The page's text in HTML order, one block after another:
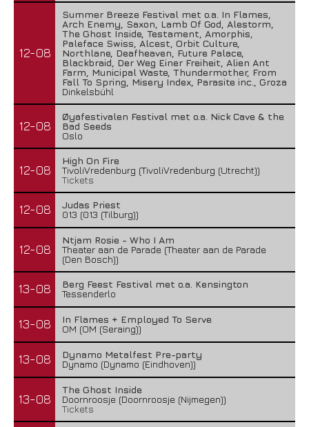
12-08
Summer Breeze Festival met o.a. In Flames,
Arch Enemy, Saxon, Lamb Of God, Alestorm,
The Ghost Inside, Testament, Amorphis,
Paleface Swiss, Alcest, Orbit Culture,
Northlane, Deafheaven, Future Palace,
Blackbraid, Der Weg Einer Freiheit, Alien Ant
Farm, Municipal Waste, Thundermother, From
Fall To Spring, Misery Index, Parasite inc., Groza
Dinkelsbühl
12-08
Øyafestivalen Festival met o.a. Nick Cave & the
Bad Seeds
Oslo
12-08
High On Fire
TivoliVredenburg (TivoliVredenburg (Utrecht))
Tickets
12-08
Judas Priest
013 (013 (Tilburg))
12-08
Ntjam Rosie - Who I Am
Theater aan de Parade (Theater aan de Parade
(Den Bosch))
13-08
Berg Feest Festival met o.a. Kensington
Tessenderlo
13-08
In Flames + Employed To Serve
OM (OM (Seraing))
13-08
Dynamo Metalfest Pre-party
Dynamo (Dynamo (Eindhoven))
13-08
The Ghost Inside
Doornroosje (Doornroosje (Nijmegen))
Tickets